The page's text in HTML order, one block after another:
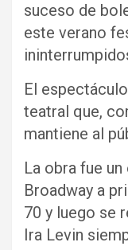
suceso de
este verano
El
teatral que,
mantiene al
La obra fue
Broadway a
70 y luego se
Ira Levin